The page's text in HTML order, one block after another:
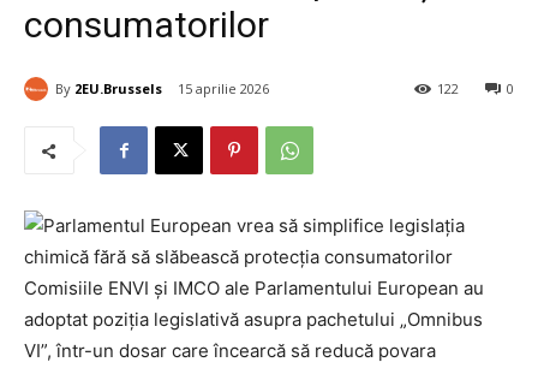
consumatorilor
By 2EU.Brussels 15 aprilie 2026 0
122
Comisiile ENVI și IMCO ale Parlamentului European au
adoptat poziția legislativă asupra pachetului „Omnibus
VI”, într-un dosar care încearcă să reducă povara